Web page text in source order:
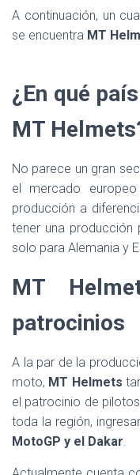
A continuación, un
se encuentra MT
¿En qué
MT
No parece un gran
el mercado
producción a
tener una
solo para Alemania y
MT
patrocinios
A la par de la
moto, MT Helmets
el patrocinio de
toda la región,
MotoGP y el Dakar.